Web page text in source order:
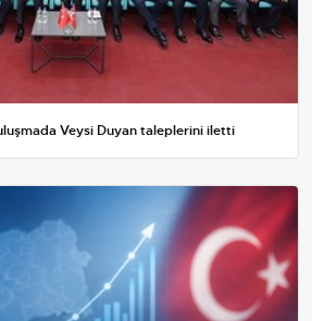
Veysi Duyan taleplerini iletti